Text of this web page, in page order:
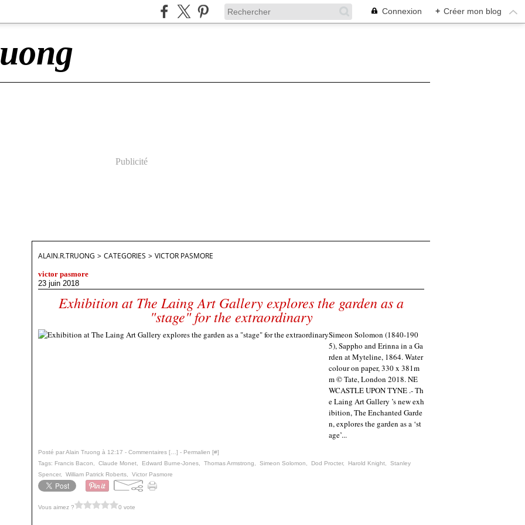
Connexion + Créer mon blog
Publicité
ALAIN.R.TRUONG > CATEGORIES > VICTOR PASMORE
victor pasmore
23 juin 2018
Exhibition at The Laing Art Gallery explores the garden as a
"stage" for the extraordinary
Simeon Solomon (1840-190
5), Sappho and Erinna in a Ga
rden at Myteline, 1864. Water
colour on paper, 330 x 381m
m © Tate, London 2018. NE
WCASTLE UPON TYNE .- Th
e Laing Art Gallery ’s new exh
ibition, The Enchanted Garde
n, explores the garden as a ‘st
age’...
Posté par Alain Truong à 12:17 - Commentaires [ ] - Permalien [#]
Tags: Francis Bacon Claude Monet Edward Burne-Jones Thomas Armstrong Simeon Solomon Dod Procter, Harold Knight
Stanley
Spencer, William Patrick Roberts Victor Pasmore
Vous aimez ? 0 vote